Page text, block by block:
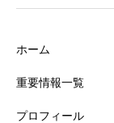
ホーム
重要情報一覧
プロフィール